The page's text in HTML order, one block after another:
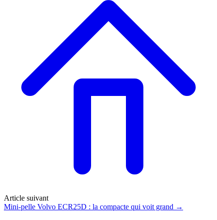
Article suivant
Mini-pelle Volvo ECR25D : la compacte qui voit grand →